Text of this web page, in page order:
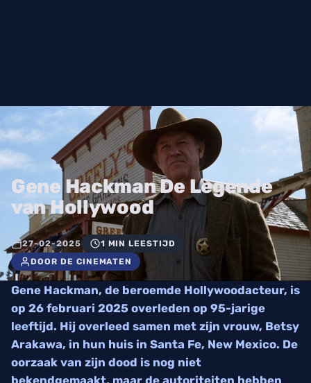
Gene Hackman De Legende
van Hollywood
27-02-2025
1 MIN LEESTIJD
DOOR DE CINEMATEN
Gene Hackman, de beroemde Hollywoodacteur, is
op 26 februari 2025 overleden op 95-jarige
leeftijd. Hij overleed samen met zijn vrouw, Betsy
Arakawa, in hun huis in Santa Fe, New Mexico. De
oorzaak van zijn dood is nog niet